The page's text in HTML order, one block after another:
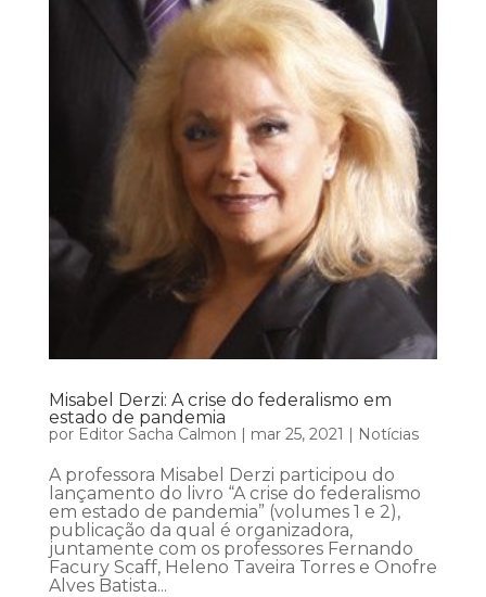
Misabel Derzi: A crise do federalismo em
estado de pandemia
por Editor Sacha Calmon | mar 25, 2021 | Notícias
A professora Misabel Derzi participou do
lançamento do livro “A crise do federalismo
em estado de pandemia” (volumes 1 e 2),
publicação da qual é organizadora,
juntamente com os professores Fernando
Facury Scaff, Heleno Taveira Torres e Onofre
Alves Batista...